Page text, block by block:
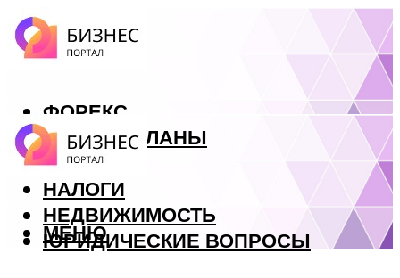
ФОРЕКС
БИЗНЕС ПЛАНЫ
КРЕДИТЫ
НАЛОГИ
НЕДВИЖИМОСТЬ
ЮРИДИЧЕСКИЕ ВОПРОСЫ
МЕНЮ